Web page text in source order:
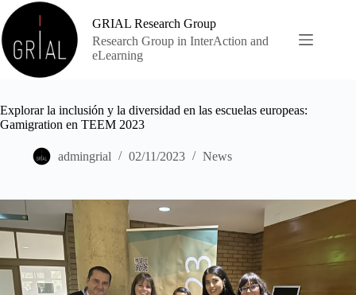
Skip
to
content
GRIAL Research Group
Research Group in InterAction and
eLearning
Explorar la inclusión y la diversidad en las escuelas europeas:
Gamigration en TEEM 2023
admingrial 02/11/2023 News